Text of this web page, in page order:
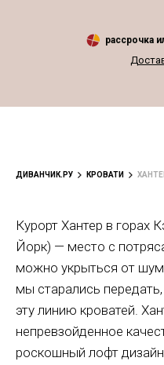
рассрочка
ДИВАНЧИК.РУ КРОВАТИ
Курорт Хантер в горах
Йорк) — место с
можно укрыться от
мы старались
эту линию кроватей.
непревзойденное
роскошный лофт